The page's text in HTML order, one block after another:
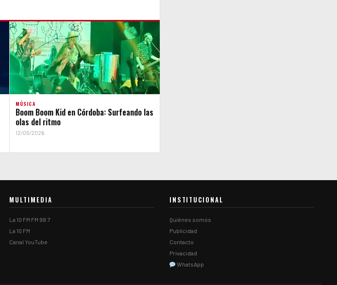
MÚSICA
Boom Boom Kid en Córdoba: Surfeando las
olas del ritmo
12/05/2026
MULTIMEDIA
La 10 FM FM 98.7
La 10 FM
Canal YouTube
INSTITUCIONAL
Quiénes somos
Publicidad
Contacto
Privacidad
WhatsApp